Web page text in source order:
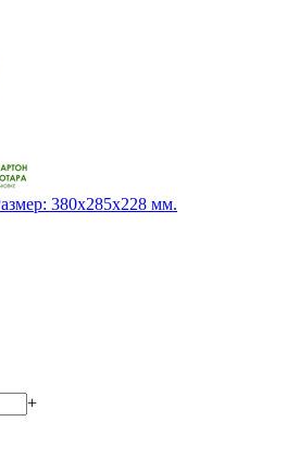
380х285х228 мм.
+